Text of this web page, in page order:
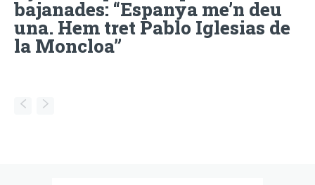
bajanades: “Espanya me’n deu
una. Hem tret Pablo Iglesias de
la Moncloa”